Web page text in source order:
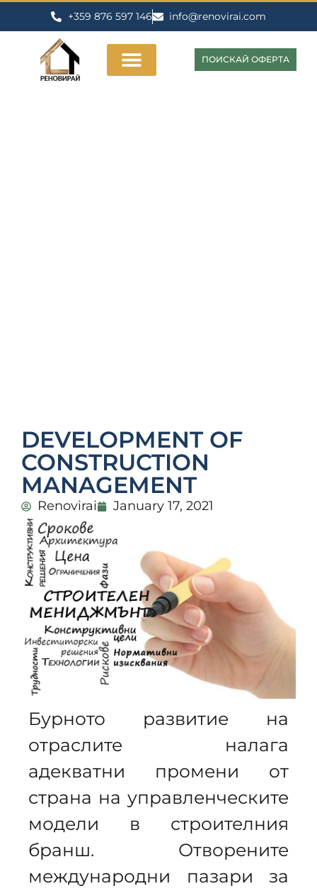
+359 876 597 146 info@renovirai.com
ПОИСКАЙ ОФЕРТА
DEVELOPMENT OF
CONSTRUCTION
MANAGEMENT
Renovirai January 17, 2021
Бурното развитие на
отраслите налага
адекватни промени от
страна на управленческите
модели в строителния
бранш. Отворените
международни пазари за